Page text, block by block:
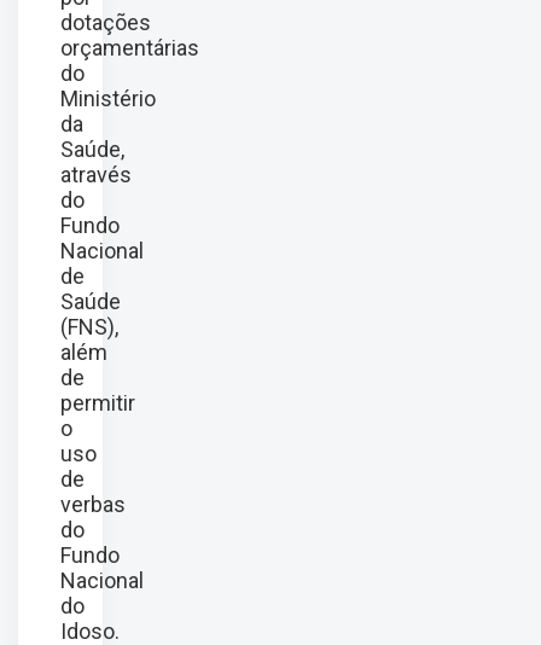
dotações
orçamentárias
do
Ministério
da
Saúde,
através
do
Fundo
Nacional
de
Saúde
(FNS),
além
de
permitir
o
uso
de
verbas
do
Fundo
Nacional
do
Idoso.